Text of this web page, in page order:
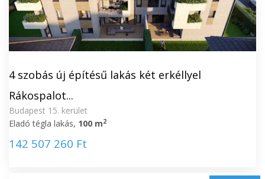
4 szobás új építésű lakás két erkéllyel
Rákospalot...
Budapest 15. kerület
Eladó tégla lakás, 100 m2
142 507 260 Ft